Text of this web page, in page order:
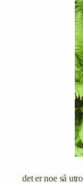
det er noe så